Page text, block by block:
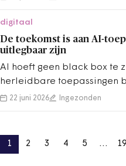
digitaal
De toekomst is aan AI-
uitlegbaar zijn
AI hoeft geen black box te
herleidbare toepassingen
alternatief voor GPT-achtige
22 juni 2026 Ingezonden
1 2 3 4 5 … 19